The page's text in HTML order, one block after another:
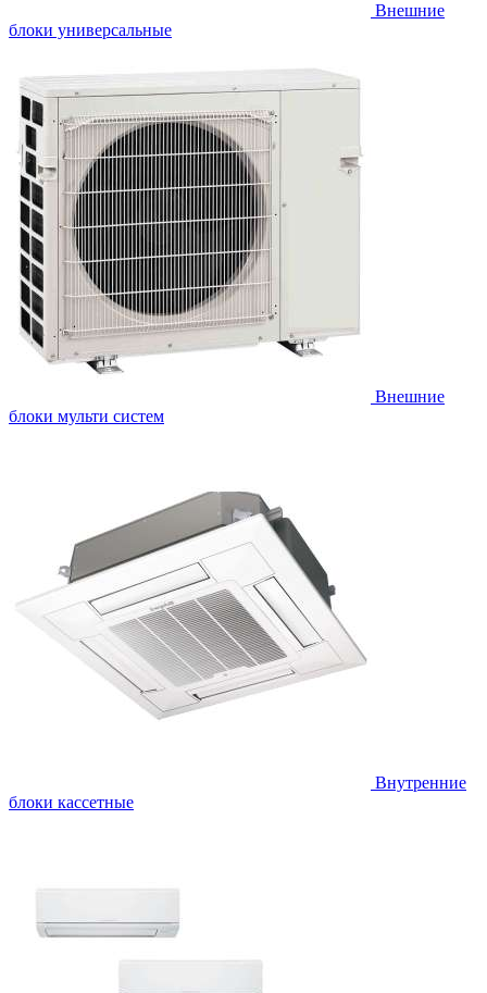
Внешние
блоки универсальные
Внешние
блоки мульти систем
Внутренние
блоки кассетные